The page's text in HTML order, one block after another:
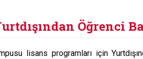
Öğrenci
lisans programları için